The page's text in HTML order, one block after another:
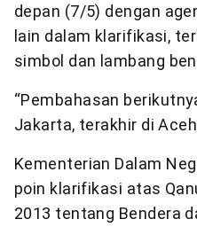
depan (7/5) dengan
lain dalam klarifikasi,
simbol dan lambang
“Pembahasan
Jakarta, terakhir di
Kementerian Dalam
poin klarifikasi atas
2013 tentang Bendera